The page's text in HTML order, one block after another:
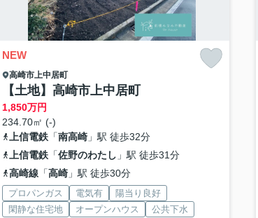
NEW
高崎市上中居町
【土地】高崎市上中居町
1,850万円
234.70㎡ (-)
上信電鉄「南高崎」駅 徒歩32分
上信電鉄「佐野のわたし 」駅 徒歩31分
高崎線「高崎」駅 徒歩30分
プロパンガス 電気有
陽当り良好
閑静な住宅地
オープンハウス 公共下水